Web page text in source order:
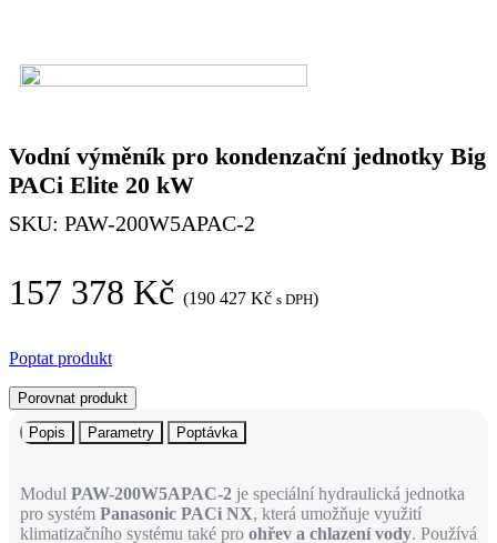
Vodní výměník pro kondenzační jednotky Big
PACi Elite 20 kW
SKU: PAW-200W5APAC-2
157 378 Kč (190 427 Kč s DPH)
Poptat produkt
Porovnat produkt
Popis Parametry Poptávka
Modul PAW-200W5APAC-2 je speciální hydraulická jednotka
pro systém Panasonic PACi NX, která umožňuje využití
klimatizačního systému také pro ohřev a chlazení vody. Používá